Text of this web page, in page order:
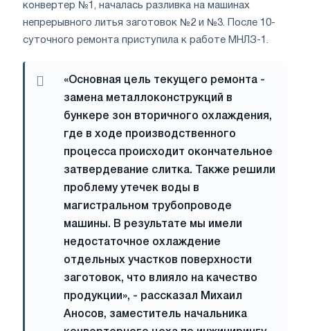
конвертер №1, началась разливка на машинах
непрерывного литья заготовок №2 и №3. После 10-
суточного ремонта приступила к работе МНЛЗ-1.
«Основная цель текущего ремонта -
замена металлоконструкций в
бункере зон вторичного охлаждения,
где в ходе производственного
процесса происходит окончательное
затвердевание слитка. Также решили
проблему утечек воды в
магистральном трубопроводе
машины. В результате мы имели
недостаточное охлаждение
отдельных участков поверхности
заготовок, что влияло на качество
продукции», - рассказал Михаил
Аносов, заместитель начальника